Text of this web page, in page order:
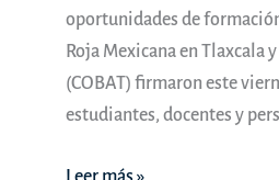
oportunidades de
Roja Mexicana en Tlaxcala
(COBAT) firmaron este
estudiantes, docentes y